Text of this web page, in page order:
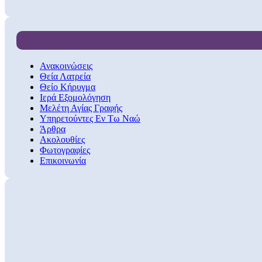
Ανακοινώσεις
Θεία Λατρεία
Θείο Κήρυγμα
Ιερά Εξομολόγηση
Μελέτη Αγίας Γραφής
Υπηρετούντες Εν Τω Ναώ
Άρθρα
Ακολουθίες
Φωτογραφίες
Επικοινωνία